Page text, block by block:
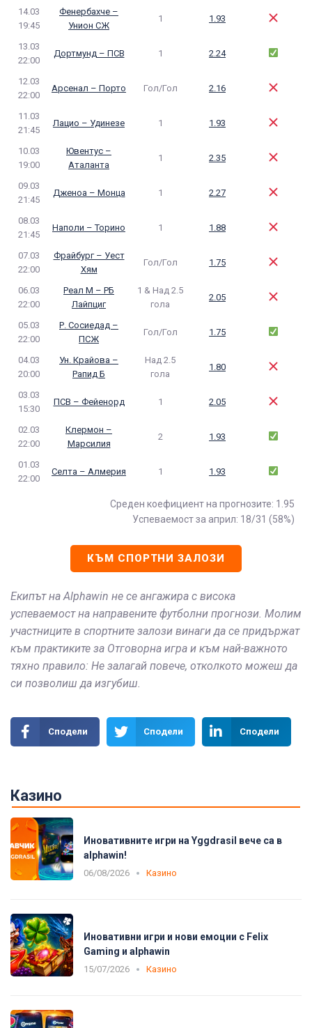
14.03
19:45
Фенербахче –
Унион СЖ
1 1.93
13.03
22:00
Дортмунд – ПСВ 1 2.24
12.03
22:00
Арсенал – Порто Гол/Гол 2.16
11.03
21:45
Лацио – Удинезе 1 1.93
10.03
19:00
Ювентус –
Аталанта
1 2.35
09.03
21:45
Дженоа – Монца 1 2.27
08.03
21:45
Наполи – Торино 1 1.88
07.03
22:00
Фрайбург – Уест
Хям
Гол/Гол 1.75
06.03
22:00
Реал М – РБ
Лайпциг
1 & Над 2.5
гола
2.05
05.03
22:00
Р. Сосиедад –
ПСЖ
Гол/Гол 1.75
04.03
20:00
Ун. Крайова –
Рапид Б
Над 2.5
гола
1.80
03.03
15:30
ПСВ – Фейенорд 1 2.05
02.03
22:00
Клермон –
Марсилия
2 1.93
01.03
22:00
Селта – Алмерия 1 1.93
Среден коефициент на прогнозите: 1.95
Успеваемост за април: 18/31 (58%)
КЪМ СПОРТНИ ЗАЛОЗИ
Екипът на Alphawin не се ангажира с висока
успеваемост на направените футболни прогнози. Молим
участниците в спортните залози винаги да се придържат
към практиките за Отговорна игра и към най-важното
тяхно правило: Не залагай повече, отколкото можеш да
си позволиш да изгубиш.
Сподели Сподели Сподели
Казино
Иновативните игри на Yggdrasil вече са в
alphawin!
06/08/2026 Казино
Иновативни игри и нови емоции с Felix
Gaming и alphawin
15/07/2026 Казино